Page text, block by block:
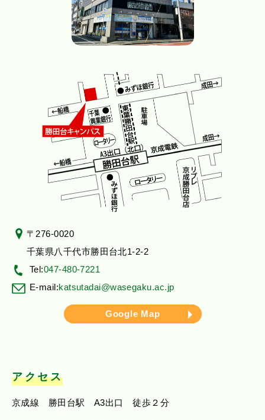
〒276-0020
千葉県八千代市勝田台北1-2-2
Tel:047-480-7221
E-mail:katsutadai@wasegaku.ac.jp
Google Map
アクセス
京成線 勝田台駅 A3出口 徒歩２分